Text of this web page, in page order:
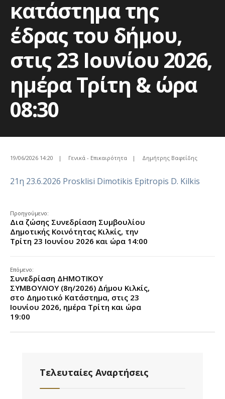
κατάστημα της
έδρας του δήμου,
στις 23 Ιουνίου 2026,
ημέρα Τρίτη & ώρα
08:30
19/06/2026 14:20 | Γενικά - Επικαιρότητα | Δημήτρης Βαφείδης
21η 23.6.2026 Prosklisi Dimotikis Epitropis D. Kilkis
Προηγούμενο:
Δια ζώσης Συνεδρίαση Συμβουλίου
Δημοτικής Κοινότητας Κιλκίς, την
Τρίτη 23 Ιουνίου 2026 και ώρα 14:00
Επόμενο:
Συνεδρίαση ΔΗΜΟΤΙΚΟΥ
ΣΥΜΒΟΥΛΙΟΥ (8η/2026) Δήμου Κιλκίς,
στο Δημοτικό Κατάστημα, στις 23
Ιουνίου 2026, ημέρα Τρίτη και ώρα
19:00
Τελευταίες Αναρτήσεις